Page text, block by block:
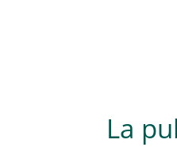
La